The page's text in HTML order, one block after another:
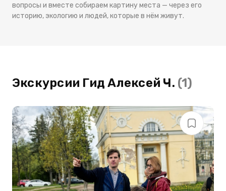
вопросы и вместе собираем картину места — через его
историю, экологию и людей, которые в нём живут.
Экскурсии Гид Алексей Ч. (1)